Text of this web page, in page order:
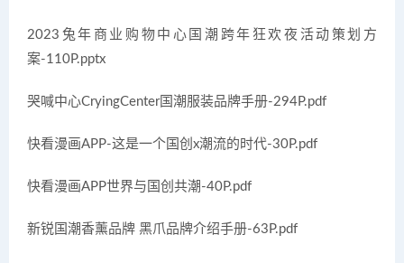
2023兔年商业购物中心国潮跨年狂欢夜活动策划方
案-110P.pptx
哭喊中心CryingCenter国潮服装品牌手册-294P.pdf
快看漫画APP-这是一个国创x潮流的时代-30P.pdf
快看漫画APP世界与国创共潮-40P.pdf
新锐国潮香薰品牌 黑爪品牌介绍手册-63P.pdf